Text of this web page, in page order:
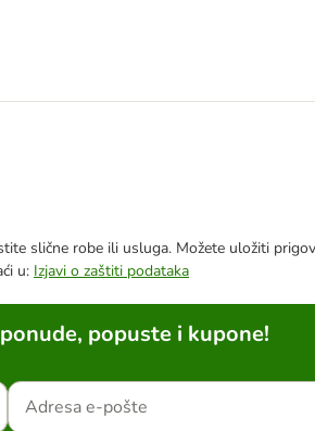
slične robe ili usluga. Možete uložiti
u: Izjavi o zaštiti podataka
popuste i kupone!